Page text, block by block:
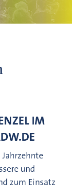
IM
und
zum Einsatz